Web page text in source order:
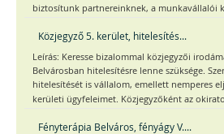
biztosítunk partnereinknek, a munkavállalói
Közjegyző 5. kerület, hitelesítés...
Leírás: Keresse bizalommal közjegyzői
Belvárosban hitelesítésre lenne szüksége.
hitelesítését is vállalom, emellett nemperes
kerületi ügyfeleimet. Közjegyzőként az
Fényterápia Belváros, fényágy V....